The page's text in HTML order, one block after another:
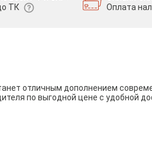
ТК
Оплата
отличным дополнением
по выгодной цене с удобной